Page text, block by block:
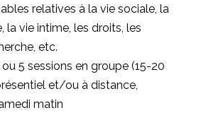
relatives à la vie sociale, la
la vie intime, les droits, les
etc.
5 sessions en groupe (15-20
et/ou à distance,
matin